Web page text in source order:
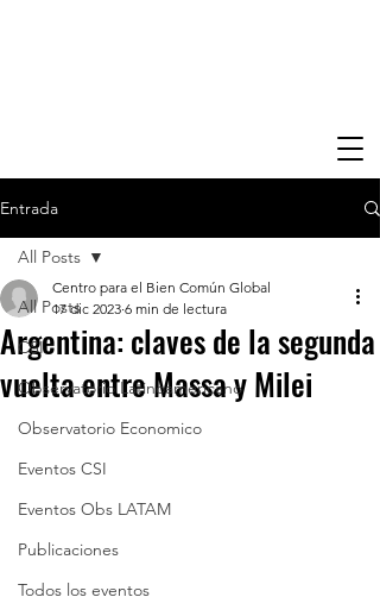
Entrada
All Posts
CSI
Observatorio Latinoamericano
Observatorio Economico
Eventos CSI
Eventos Obs LATAM
Publicaciones
Todos los eventos
All Posts
Argentina: claves de la segunda
vuelta entre Massa y Milei
Centro para el Bien Común Global
17 dic 2023 6 min de lectura